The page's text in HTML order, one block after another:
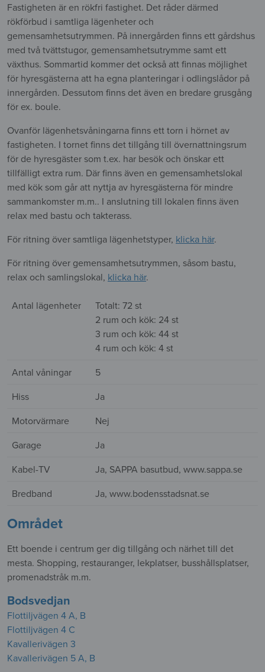
Bodsvedjan
Flottiljvägen 4 A, B
Flottiljvägen 4 C
Kavallerivägen 3
Kavallerivägen 5 A, B
Fastigheten är en rökfri fastighet. Det råder därmed
rökförbud i samtliga lägenheter och
gemensamhetsutrymmen. På innergården finns ett gårdshus
med två tvättstugor, gemensamhetsutrymme samt ett
växthus. Sommartid kommer det också att finnas möjlighet
för hyresgästerna att ha egna planteringar i odlingslådor på
innergården. Dessutom finns det även en bredare grusgång
för ex. boule.
Ovanför lägenhetsvåningarna finns ett torn i hörnet av
fastigheten. I tornet finns det tillgång till övernattningsrum
för de hyresgäster som t.ex. har besök och önskar ett
tillfälligt extra rum. Där finns även en gemensamhetslokal
med kök som går att nyttja av hyresgästerna för mindre
sammankomster m.m.. I anslutning till lokalen finns även
relax med bastu och takterass.
För ritning över samtliga lägenhetstyper, klicka här.
För ritning över gemensamhetsutrymmen, såsom bastu,
relax och samlingslokal, klicka här.
Antal lägenheter
Totalt: 72 st
2 rum och kök: 24 st
3 rum och kök: 44 st
4 rum och kök: 4 st
Antal våningar
5
Hiss
Ja
Motorvärmare
Nej
Garage
Ja
Kabel-TV
Ja, SAPPA basutbud, www.sappa.se
Bredband
Ja, www.bodensstadsnat.se
Området
Ett boende i centrum ger dig tillgång och närhet till det
mesta. Shopping, restauranger, lekplatser, busshållsplatser,
promenadstråk m.m.